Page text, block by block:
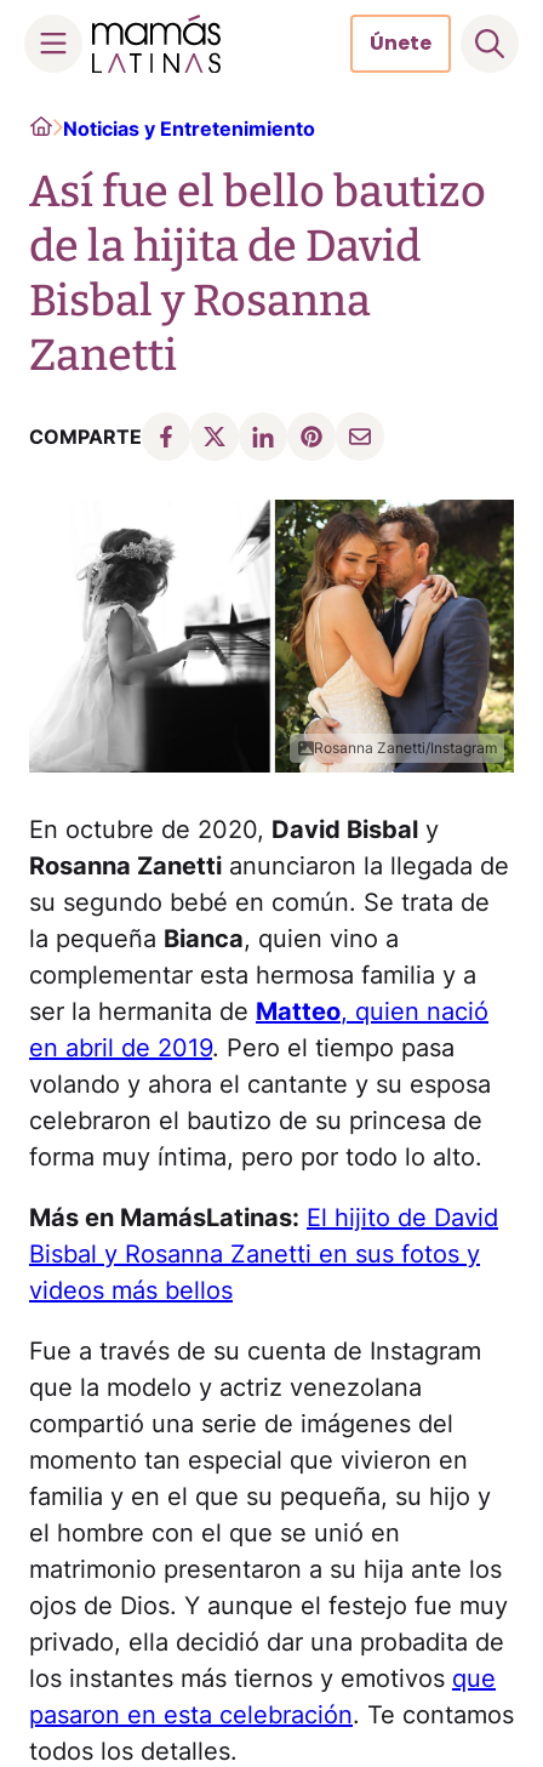
content
Únete
HomeNoticias y Entretenimiento
Así fue el bello bautizo
de la hijita de David
Bisbal y Rosanna
Zanetti
COMPARTE
Rosanna Zanetti/Instagram
En octubre de 2020, David Bisbal y
Rosanna Zanetti anunciaron la llegada de
su segundo bebé en común. Se trata de
la pequeña Bianca, quien vino a
complementar esta hermosa familia y a
ser la hermanita de Matteo, quien nació
en abril de 2019. Pero el tiempo pasa
volando y ahora el cantante y su esposa
celebraron el bautizo de su princesa de
forma muy íntima, pero por todo lo alto.
Más en MamásLatinas: El hijito de David
Bisbal y Rosanna Zanetti en sus fotos y
videos más bellos
Fue a través de su cuenta de Instagram
que la modelo y actriz venezolana
compartió una serie de imágenes del
momento tan especial que vivieron en
familia y en el que su pequeña, su hijo y
el hombre con el que se unió en
matrimonio presentaron a su hija ante los
ojos de Dios. Y aunque el festejo fue muy
privado, ella decidió dar una probadita de
los instantes más tiernos y emotivos que
pasaron en esta celebración. Te contamos
todos los detalles.